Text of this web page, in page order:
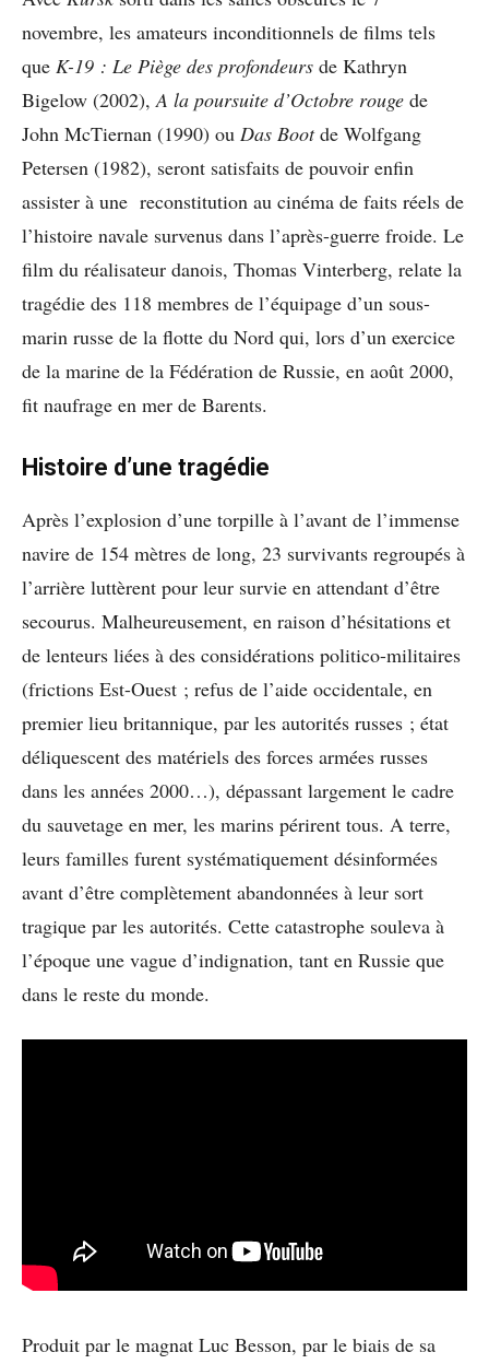
novembre, les amateurs inconditionnels de films tels
que K-19 : Le Piège des profondeurs de Kathryn
Bigelow (2002), A la poursuite d’Octobre rouge de
John McTiernan (1990) ou Das Bootde Wolfgang
Petersen (1982), seront satisfaits de pouvoir enfin
assister à une reconstitution au cinéma de faits réels de
l’histoire navale survenus dans l’après-guerre froide. Le
film du réalisateur danois, Thomas Vinterberg, relate la
tragédie des 118 membres de l’équipage d’un sous-
marin russe de la flotte du Nord qui, lors d’un exercice
de la marine de la Fédération de Russie, en août 2000,
fit naufrage en mer de Barents.
Histoire d’une tragédie
Après l’explosion d’une torpille à l’avant de l’immense
navire de 154 mètres de long, 23 survivants regroupés à
l’arrière luttèrent pour leur survie en attendant d’être
secourus. Malheureusement, en raison d’hésitations et
de lenteurs liées à des considérations politico-militaires
(frictions Est-Ouest ; refus de l’aide occidentale, en
premier lieu britannique, par les autorités russes ; état
déliquescent des matériels des forces armées russes
dans les années 2000…), dépassant largement le cadre
du sauvetage en mer, les marins périrent tous. A terre,
leurs familles furent systématiquement désinformées
avant d’être complètement abandonnées à leur sort
tragique par les autorités. Cette catastrophe souleva à
l’époque une vague d’indignation, tant en Russie que
dans le reste du monde.
Produit par le magnat Luc Besson, par le biais de sa